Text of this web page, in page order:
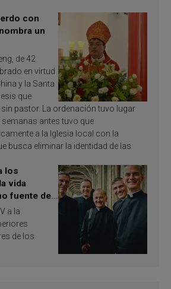
con
un
de 42
en virtud
y la Santa
que
sin pastor. La ordenación tuvo lugar
semanas antes tuvo que
a la Iglesia local con la
busca eliminar la identidad de las
los
vida
fuente de
a la
de los